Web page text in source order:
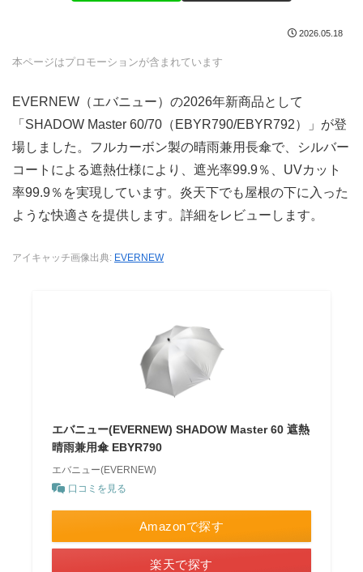
2026.05.18
本ページはプロモーションが含まれています
EVERNEW（エバニュー）の2026年新商品として
「SHADOW Master 60/70（EBYR790/EBYR792）」が登
場しました。フルカーボン製の晴雨兼用長傘で、シルバー
コートによる遮熱仕様により、遮光率99.9％、UVカット
率99.9％を実現しています。炎天下でも屋根の下に入った
ような快適さを提供します。詳細をレビューします。
アイキャッチ画像出典: EVERNEW
エバニュー(EVERNEW) SHADOW Master 60 遮熱
晴雨兼用傘 EBYR790
エバニュー(EVERNEW)
口コミを見る
Amazonで探す
楽天で探す